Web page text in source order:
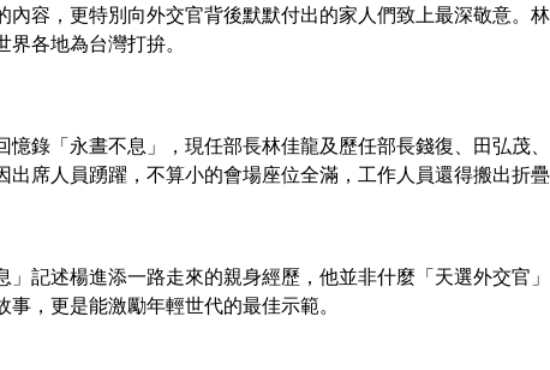
內容，更特別向外交官背後默默付出的家人們致上最深敬意。
各地為台灣打拚。
憶錄「永晝不息」，現任部長林佳龍及歷任部長錢復、田弘茂
出席人員踴躍，不算小的會場座位全滿，工作人員還得搬出折疊
」記述楊進添一路走來的親身經歷，他並非什麼「天選外交官
事，更是能激勵年輕世代的最佳示範。